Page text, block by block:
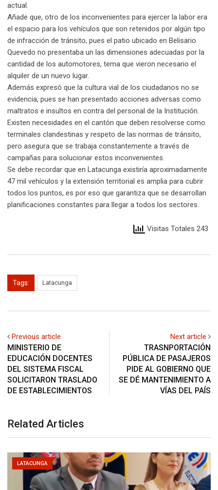
actual.
Añade que, otro de los inconvenientes para ejercer la labor era
el espacio para los vehículos que son retenidos por algún tipo
de infracción de tránsito, pues el patio ubicado en Belisario
Quevedo no presentaba un las dimensiones adecuadas por la
cantidad de los automotores, tema que vieron necesario el
alquiler de un nuevo lugar.
Además expresó que la cultura vial de los ciudadanos no se
evidencia, pues se han presentado acciones adversas como
maltratos e insultos en contra del personal de la Institución.
Existen necesidades en el cantón que deben resolverse como
terminales clandestinas y respeto de las normas de tránsito,
pero asegura que se trabaja constantemente a través de
campañas para solucionar estos inconvenientes.
Se debe recordar que en Latacunga existiría aproximadamente
47 mil vehículos y la extensión territorial es amplia para cubrir
todos los puntos, es por eso que garantiza que se desarrollan
planificaciones constantes para llegar a todos los sectores.
Visitas Totales 243
Tags: Latacunga
Previous article
MINISTERIO DE
EDUCACIÓN DOCENTES
DEL SISTEMA FISCAL
SOLICITARON TRASLADO
DE ESTABLECIMIENTOS
Next article
TRASNPORTACIÓN
PÚBLICA DE PASAJEROS
PIDE AL GOBIERNO QUE
SE DÉ MANTENIMIENTO A
VÍAS DEL PAÍS
Related Articles
LATACUNGA